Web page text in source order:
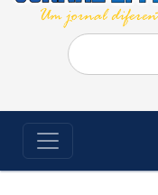
Pesquisar
por: